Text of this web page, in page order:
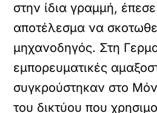
στην ίδια γραμμή,
αποτέλεσμα να
μηχανοδηγός. Στη
εμπορευματικές
συγκρούστηκαν στο
του δικτύου που